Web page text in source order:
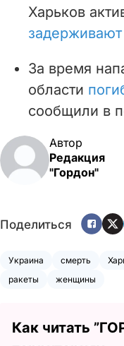
Харьков
За время
области
сообщили в
Автор
Редакция
"Гордон"
Поделиться
Украина смерть
ракеты
женщины
Как читать